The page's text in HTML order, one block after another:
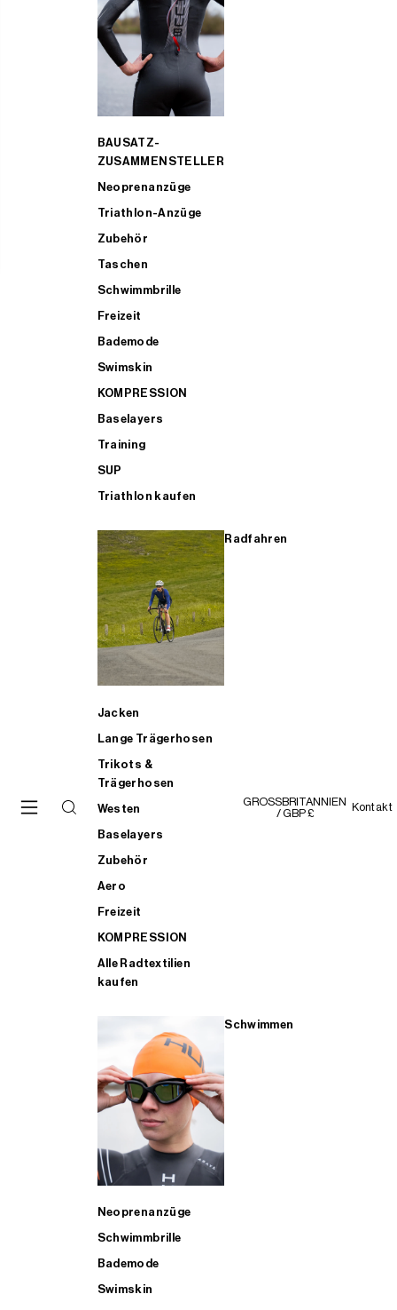
BAUSATZ-
ZUSAMMENSTELLER
Neoprenanzüge
Triathlon-Anzüge
Zubehör
Taschen
Schwimmbrille
Freizeit
Bademode
Swimskin
KOMPRESSION
Baselayers
Training
SUP
Triathlon kaufen
Radfahren
Jacken
Lange Trägerhosen
Trikots &
Trägerhosen
Westen
Baselayers
Zubehör
Aero
Freizeit
KOMPRESSION
Alle Radtextilien
kaufen
Schwimmen
Neoprenanzüge
Schwimmbrille
Bademode
Swimskin
GROSSBRITANNIEN
/ GBP £
Kontakt